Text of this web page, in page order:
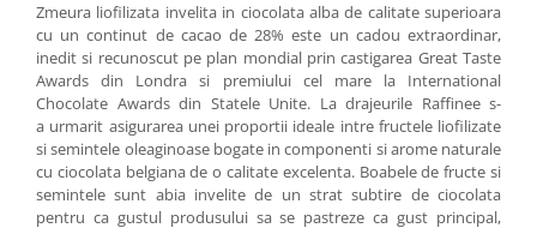
Zmeura liofilizata invelita in ciocolata alba de calitate superioara
cu un continut de cacao de 28% este un cadou extraordinar,
inedit si recunoscut pe plan mondial prin castigarea Great Taste
Awards din Londra si premiului cel mare la International
Chocolate Awards din Statele Unite. La drajeurile Raffinee s-
a urmarit asigurarea unei proportii ideale intre fructele liofilizate
si semintele oleaginoase bogate in componenti si arome naturale
cu ciocolata belgiana de o calitate excelenta. Boabele de fructe si
semintele sunt abia invelite de un strat subtire de ciocolata
pentru ca gustul produsului sa se pastreze ca gust principal,